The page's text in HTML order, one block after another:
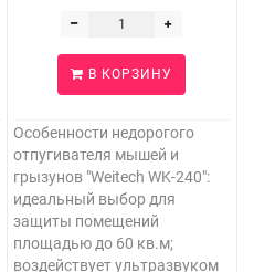
В КОРЗИНУ
Особенности недорогого
отпугивателя мышей и
грызунов "Weitech WK-240":
идеальный выбор для
защиты помещений
площадью до 60 кв.м;
воздействует ультразвуком